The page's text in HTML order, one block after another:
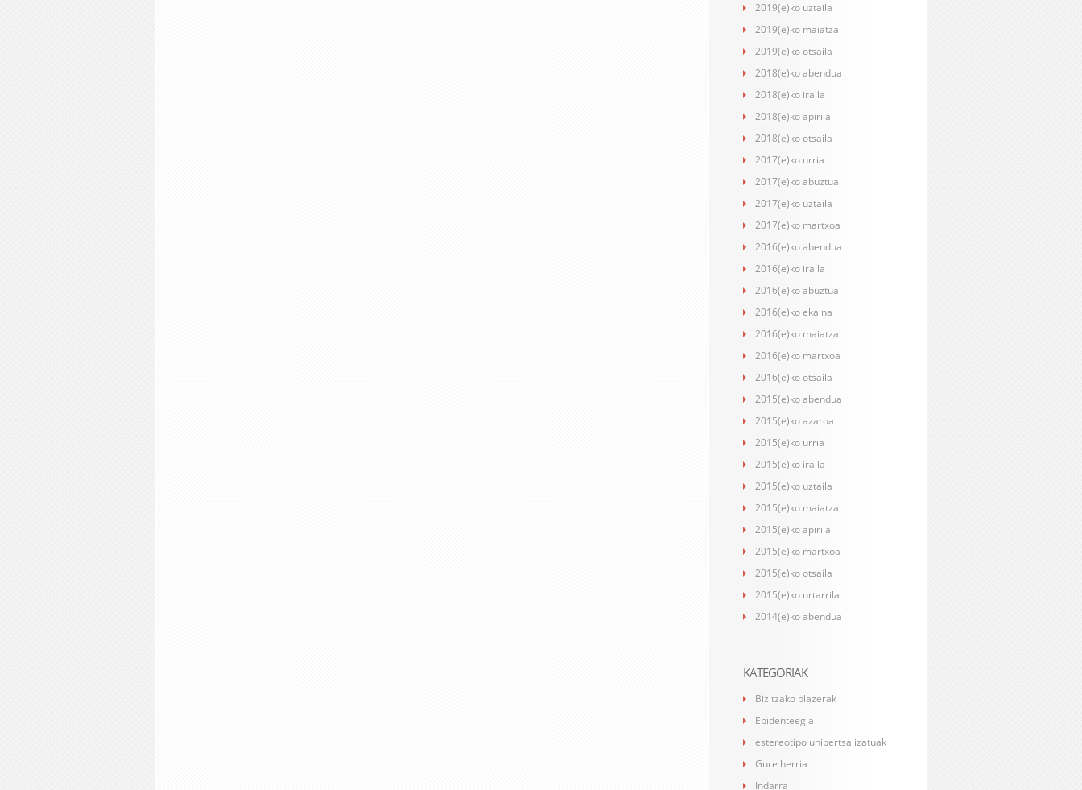
2019(e)ko uztaila
2019(e)ko maiatza
2019(e)ko otsaila
2018(e)ko abendua
2018(e)ko iraila
2018(e)ko apirila
2018(e)ko otsaila
2017(e)ko urria
2017(e)ko abuztua
2017(e)ko uztaila
2017(e)ko martxoa
2016(e)ko abendua
2016(e)ko iraila
2016(e)ko abuztua
2016(e)ko ekaina
2016(e)ko maiatza
2016(e)ko martxoa
2016(e)ko otsaila
2015(e)ko abendua
2015(e)ko azaroa
2015(e)ko urria
2015(e)ko iraila
2015(e)ko uztaila
2015(e)ko maiatza
2015(e)ko apirila
2015(e)ko martxoa
2015(e)ko otsaila
2015(e)ko urtarrila
2014(e)ko abendua
KATEGORIAK
Bizitzako plazerak
Ebidenteegia
estereotipo unibertsalizatuak
Gure herria
Indarra